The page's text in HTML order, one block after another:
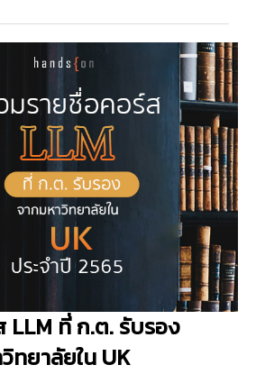
LLM ที่ ก.ต. รับรอง
ทยาลัยใน UK